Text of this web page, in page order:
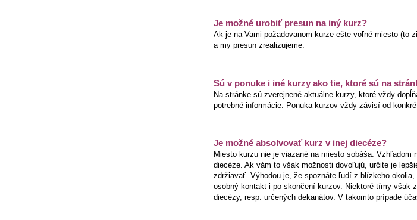
Je možné urobiť presun na iný kurz?
Ak je na Vami požadovanom kurze ešte voľné miesto (to
a my presun zrealizujeme.
Sú v ponuke i iné kurzy ako tie, ktoré sú na
Na stránke sú zverejnené aktuálne kurzy, ktoré vždy
potrebné informácie. Ponuka kurzov vždy závisí od
Je možné absolvovať kurz v inej diecéze?
Miesto kurzu nie je viazané na miesto sobáša.
diecéze. Ak vám to však možnosti dovoľujú, určite je
zdržiavať. Výhodou je, že spoznáte ľudí z blízkeho
osobný kontakt i po skončení kurzov. Niektoré tímy však
diecézy, resp. určených dekanátov. V takomto prípade